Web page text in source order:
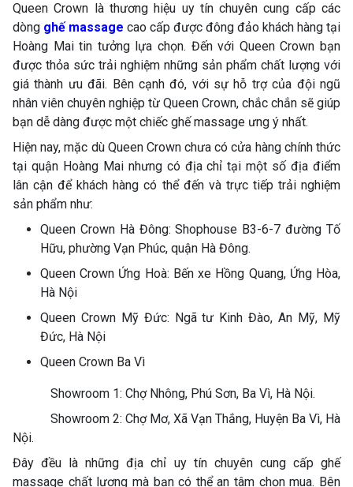
Queen Crown là thương hiệu uy tín chuyên cung cấp các
dòng ghế massage cao cấp được đông đảo khách hàng tại
Hoàng Mai tin tưởng lựa chọn. Đến với Queen Crown bạn
được thỏa sức trải nghiệm những sản phẩm chất lượng với
giá thành ưu đãi. Bên cạnh đó, với sự hỗ trợ của đội ngũ
nhân viên chuyên nghiệp từ Queen Crown, chắc chắn sẽ giúp
bạn dễ dàng được một chiếc ghế massage ưng ý nhất.
Hiện nay, mặc dù Queen Crown chưa có cửa hàng chính thức
tại quận Hoàng Mai nhưng có địa chỉ tại một số địa điểm
lân cận để khách hàng có thể đến và trực tiếp trải nghiệm
sản phẩm như:
Queen Crown Hà Đông: Shophouse B3-6-7 đường Tố
Hữu, phường Vạn Phúc, quận Hà Đông.
Queen Crown Ứng Hoà: Bến xe Hồng Quang, Ứng Hòa,
Hà Nội
Queen Crown Mỹ Đức: Ngã tư Kinh Đào, An Mỹ, Mỹ
Đức, Hà Nội
Queen Crown Ba Vì
Showroom 1: Chợ Nhông, Phú Sơn, Ba Vì, Hà Nội.
Showroom 2: Chợ Mơ, Xã Vạn Thắng, Huyện Ba Vì, Hà
Nội.
Đây đều là những địa chỉ uy tín chuyên cung cấp ghế
massage chất lượng mà bạn có thể an tâm chọn mua. Bên